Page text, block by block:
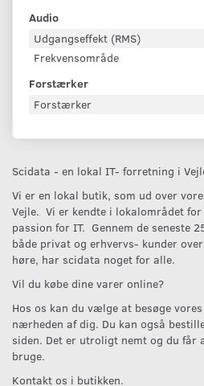
Audio
Udgangseffekt (RMS)
Frekvensområde
Forstærker
Forstærker
Scidata - en lokal IT- forretning i
Vi er en lokal butik, som ud over
Vejle. Vi er kendte i lokalområdet
passion for IT. Gennem de seneste
både privat og erhvervs- kunder
høre, har scidata noget for alle.
Vil du købe dine varer online?
Hos os kan du vælge at besøge
nærheden af dig. Du kan også
siden. Det er utroligt nemt og du får
bruge.
Kontakt os i butikken.